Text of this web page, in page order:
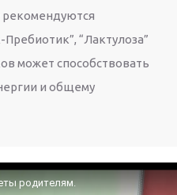
рекомендуются
“Лактулоза”
может способствовать
и общему
родителям.